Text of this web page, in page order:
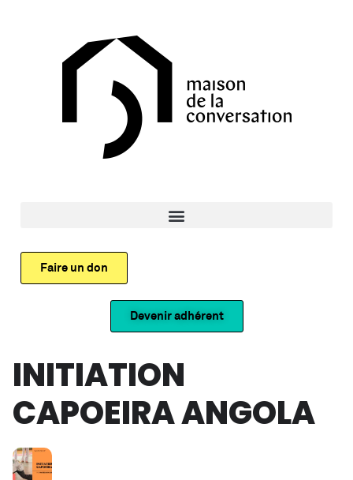
Faire un don
Devenir adhérent
INITIATION
CAPOEIRA ANGOLA